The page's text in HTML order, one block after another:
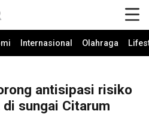
Internasional Olahraga
antisipasi risiko
sungai Citarum